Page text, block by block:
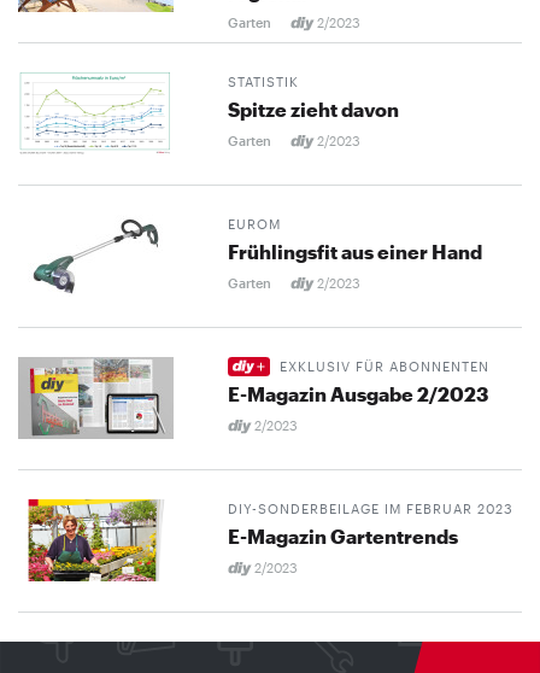
Garten 2/2023
STATISTIK
Spitze zieht davon
Garten 2/2023
EUROM
Frühlingsfit aus einer Hand
Garten 2/2023
EXKLUSIV FÜR ABONNENTEN
E-Magazin Ausgabe 2/2023
2/2023
DIY-SONDERBEILAGE IM FEBRUAR 2023
E-Magazin Gartentrends
2/2023